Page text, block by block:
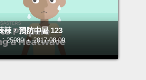
全潛能的能力。這對長期健康
社會成長及繁榮。
hidden hunger.
Improvement Program
辣，預防中暑 123
25989 • 2017-08-09